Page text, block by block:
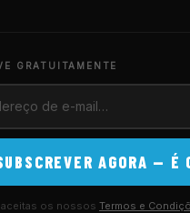
GRATUITAMENTE
AGORA — É
os nossos Termos e